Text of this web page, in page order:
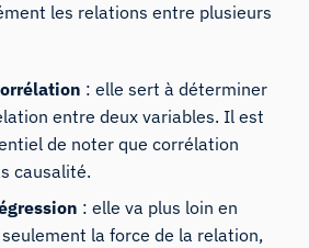
les relations entre plusieurs
: elle sert à déterminer
entre deux variables. Il est
de noter que corrélation
causalité.
: elle va plus loin en
la force de la relation,